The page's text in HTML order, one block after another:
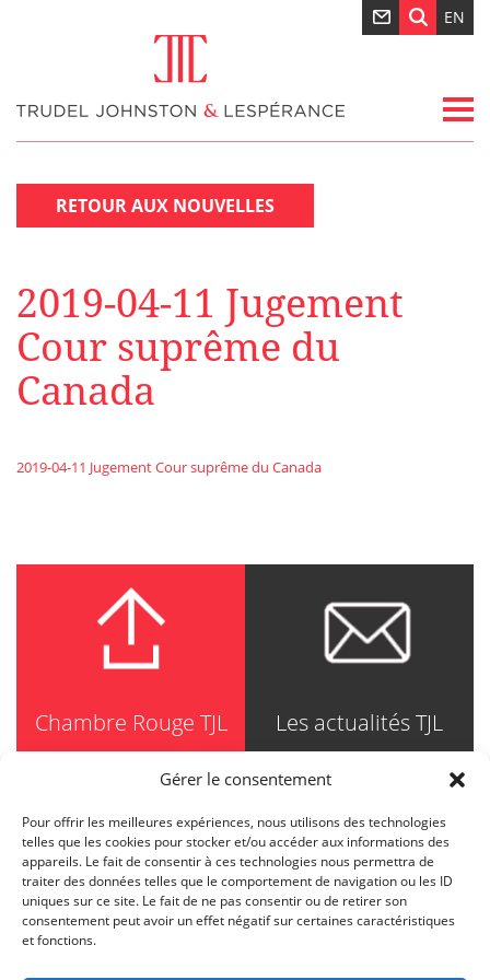
Gérer le consentement
Pour offrir les meilleures expériences, nous utilisons des technologies
telles que les cookies pour stocker et/ou accéder aux informations des
appareils. Le fait de consentir à ces technologies nous permettra de
traiter des données telles que le comportement de navigation ou les ID
uniques sur ce site. Le fait de ne pas consentir ou de retirer son
consentement peut avoir un effet négatif sur certaines caractéristiques
et fonctions.
EN
RETOUR AUX NOUVELLES
2019-04-11 Jugement
Cour suprême du
Canada
2019-04-11 Jugement Cour suprême du Canada
Chambre Rouge TJL Les actualités TJL
TRUDEL JOHNSTON & LESPÉRANCE
Avocats / Barristers & Solicitors
750, Côte de la Place d'Armes, Suite 90
Montréal (Quebec) H2Y 2X8
T514 871-8385
1-844-588-8385